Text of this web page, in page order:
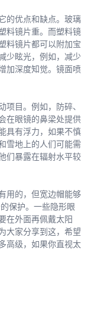
的优点和缺点。玻璃
料镜片重。而塑料镜
料镜片都可以附加宝
少眩光，例如，减少
加深度知觉。镜面喷
目。例如，防碎、
在眼镜的鼻梁处提供
具有浮力，如果不慎
雪地上的人们可能需
们暴露在辐射水平较
用的，但宽边帽能够
保护。一些隐形眼
在外面再佩戴太阳
大家分享到这，希望
高级，如果你直视太